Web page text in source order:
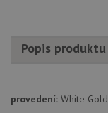
Popis produktu
provedení: White Gold